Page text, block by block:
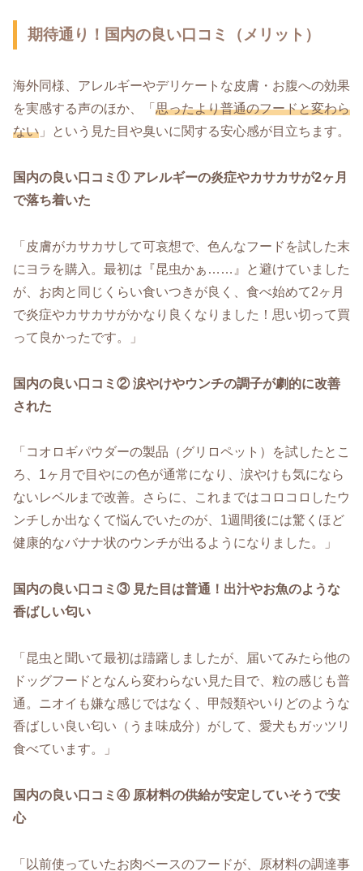
期待通り！国内の良い口コミ（メリット）
海外同様、アレルギーやデリケートな皮膚・お腹への効果
を実感する声のほか、「 思ったより普通のフードと変わら
ない 」という見た目や臭いに関する安心感が目立ちます。
国内の良い口コミ① アレルギーの炎症やカサカサが2ヶ月
で落ち着いた
「皮膚がカサカサして可哀想で、色んなフードを試した末
にヨラを購入。最初は『昆虫かぁ……』と避けていました
が、お肉と同じくらい食いつきが良く、食べ始めて2ヶ月
で炎症やカサカサがかなり良くなりました！思い切って買
って良かったです。」
国内の良い口コミ② 涙やけやウンチの調子が劇的に改善
された
「コオロギパウダーの製品（グリロペット）を試したとこ
ろ、1ヶ月で目やにの色が通常になり、涙やけも気になら
ないレベルまで改善。さらに、これまではコロコロしたウ
ンチしか出なくて悩んでいたのが、1週間後には驚くほど
健康的なバナナ状のウンチが出るようになりました。」
国内の良い口コミ③ 見た目は普通！出汁やお魚のような
香ばしい匂い
「昆虫と聞いて最初は躊躇しましたが、届いてみたら他の
ドッグフードとなんら変わらない見た目で、粒の感じも普
通。ニオイも嫌な感じではなく、甲殻類やいりどのような
香ばしい良い匂い（うま味成分）がして、愛犬もガッツリ
食べています。」
国内の良い口コミ④ 原材料の供給が安定していそうで安
心
「以前使っていたお肉ベースのフードが、原材料の調達事